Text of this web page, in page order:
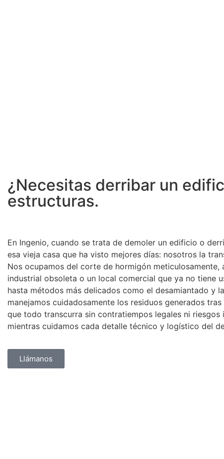
¿Necesitas derribar un
estructuras.
En Ingenio, cuando se trata de demoler un edificio o
esa vieja casa que ha visto mejores días: nosotros la
Nos ocupamos del corte de hormigón
industrial obsoleta o un local comercial que ya no tiene
hasta métodos más delicados como el desamiantado y
manejamos cuidadosamente los residuos generados
que todo transcurra sin contratiempos legales ni
mientras cuidamos cada detalle técnico y logístico del
Llámanos